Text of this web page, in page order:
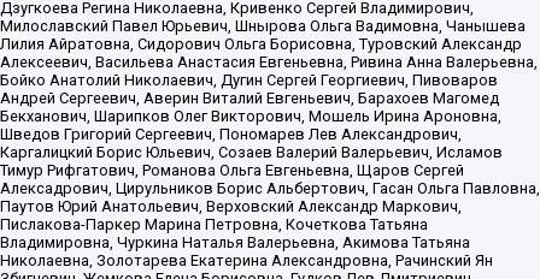
Дзугкоева Регина Николаевна, Кривенко Сергей Владимирович,
Милославский Павел Юрьевич, Шнырова Ольга Вадимовна, Чанышева
Лилия Айратовна, Сидорович Ольга Борисовна, Туровский Александр
Алексеевич, Васильева Анастасия Евгеньевна, Ривина Анна Валерьевна,
Бойко Анатолий Николаевич, Дугин Сергей Георгиевич, Пивоваров
Андрей Сергеевич, Аверин Виталий Евгеньевич, Барахоев Магомед
Бекханович, Шарипков Олег Викторович, Мошель Ирина Ароновна,
Шведов Григорий Сергеевич, Пономарев Лев Александрович,
Каргалицкий Борис Юльевич, Созаев Валерий Валерьевич, Исламов
Тимур Рифгатович, Романова Ольга Евгеньевна, Щаров Сергей
Алексадрович, Цирульников Борис Альбертович, Гасан Ольга Павловна,
Паутов Юрий Анатольевич, Верховский Александр Маркович,
Пислакова-Паркер Марина Петровна, Кочеткова Татьяна
Владимировна, Чуркина Наталья Валерьевна, Акимова Татьяна
Николаевна, Золотарева Екатерина Александровна, Рачинский Ян